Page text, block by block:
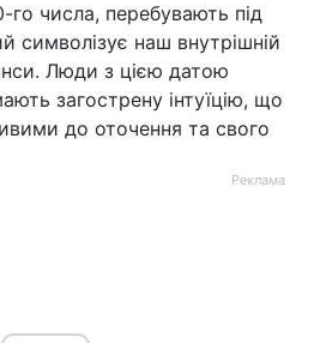
го числа, перебувають під
символізує наш внутрішній
Люди з цією датою
загострену інтуїцію, що
до оточення та свого
Реклама